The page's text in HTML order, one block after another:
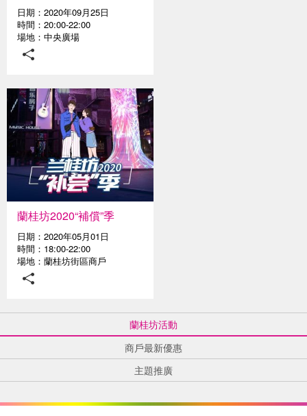
日期：2020年09月25日
時間：20:00-22:00
場地：中央廣場
蘭桂坊2020“補償”季
日期：2020年05月01日
時間：18:00-22:00
場地：蘭桂坊街區商戶
蘭桂坊活動
商戶最新優惠
主題推廣